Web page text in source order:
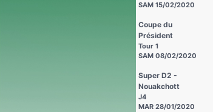
SAM 15/02/2020
Coupe du
Président
Tour 1
SAM 08/02/2020
Super D2 -
Nouakchott
J4
MAR 28/01/2020